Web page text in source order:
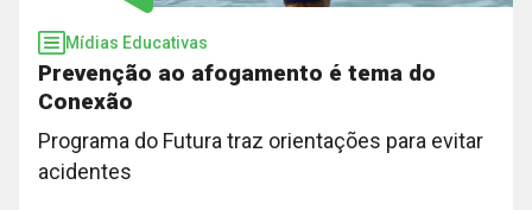
Mídias Educativas
Prevenção ao afogamento é tema do
Conexão
Programa do Futura traz orientações para evitar
acidentes